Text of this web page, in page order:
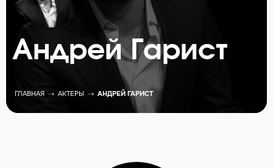
Андрей Гарист
ГЛАВНАЯ АКТЕРЫ АНДРЕЙ ГАРИСТ